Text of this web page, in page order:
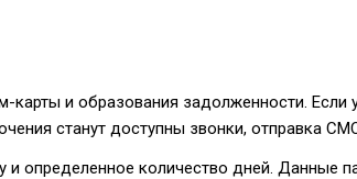
и образования задолженности. Если
станут доступны звонки, отправка
определенное количество дней. Данные